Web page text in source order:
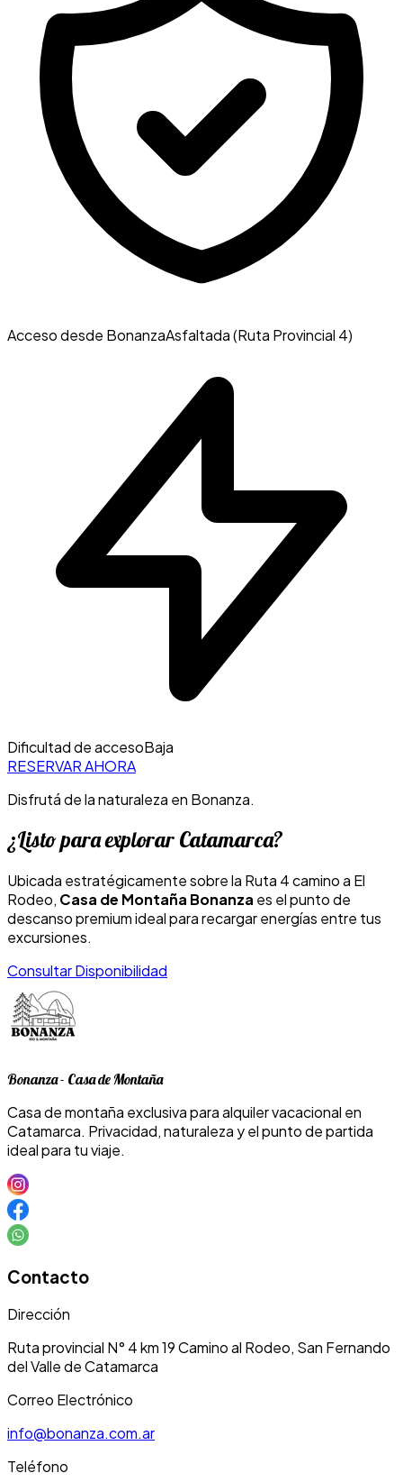
Acceso desde BonanzaAsfaltada (Ruta Provincial 4)
Dificultad de accesoBaja
RESERVAR AHORA
Disfrutá de la naturaleza en Bonanza.
¿Listo para explorar Catamarca?
Ubicada estratégicamente sobre la Ruta 4 camino a El
Rodeo, Casa de Montaña Bonanza es el punto de
descanso premium ideal para recargar energías entre tus
excursiones.
Consultar Disponibilidad
Bonanza - Casa de Montaña
Casa de montaña exclusiva para alquiler vacacional en
Catamarca. Privacidad, naturaleza y el punto de partida
ideal para tu viaje.
Contacto
Dirección
Ruta provincial N° 4 km 19 Camino al Rodeo, San Fernando
del Valle de Catamarca
Correo Electrónico
info@bonanza.com.ar
Teléfono